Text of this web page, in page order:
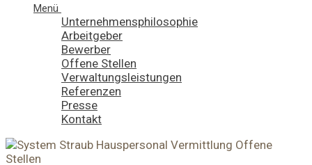
Menü
Unternehmensphilosophie
Arbeitgeber
Bewerber
Offene Stellen
Verwaltungsleistungen
Referenzen
Presse
Kontakt